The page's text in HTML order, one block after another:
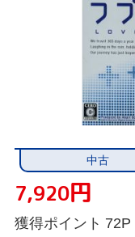
中古
7,920円
獲得ポイント 72P